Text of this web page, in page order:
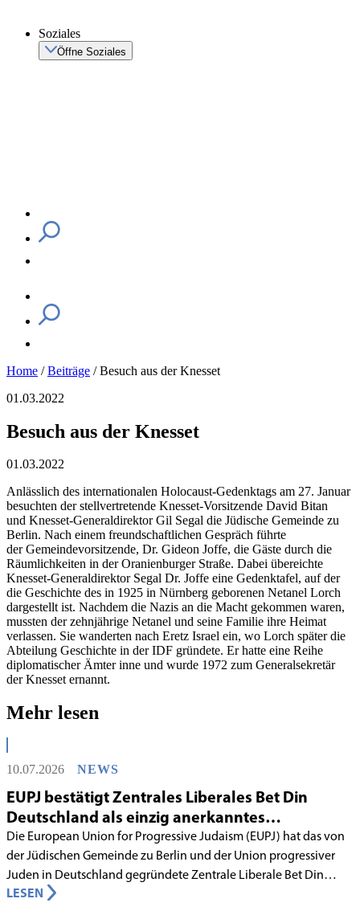
Soziales
Öffne Soziales
Home /Beiträge /Besuch aus der Knesset
01.03.2022
Besuch aus der Knesset
01.03.2022
Anlässlich des internationalen Holocaust-Gedenktags am 27. Januar
besuchten der stellvertretende Knesset-Vorsitzende David Bitan
und Knesset-Generaldirektor Gil Segal die Jüdische Gemeinde zu
Berlin. Nach einem freundschaftlichen Gespräch führte
der Gemeindevorsitzende, Dr. Gideon Joffe, die Gäste durch die
Räumlichkeiten in der Oranienburger Straße. Dabei übereichte
Knesset-Generaldirektor Segal Dr. Joffe eine Gedenktafel, auf der
die Geschichte des in 1925 in Nürnberg geborenen Netanel Lorch
dargestellt ist. Nachdem die Nazis an die Macht gekommen waren,
mussten der zehnjährige Netanel und seine Familie ihre Heimat
verlassen. Sie wanderten nach Eretz Israel ein, wo Lorch später die
Abteilung Geschichte in der IDF gründete. Er hatte eine Reihe
diplomatischer Ämter inne und wurde 1972 zum Generalsekretär
der Knesset ernannt.
Mehr lesen
10.07.2026 NEWS
EUPJ bestätigt Zentrales Liberales Bet Din
Deutschland als einzig anerkanntes
liberales Rabbinatsgericht
Die European Union for Progressive Judaism (EUPJ) hat das von
der Jüdischen Gemeinde zu Berlin und der Union progressiver
Juden in Deutschland gegründete Zentrale Liberale Bet Din
Deutschland mit Wirkung zum 1. Juni 2026 als anerkanntes
LESEN